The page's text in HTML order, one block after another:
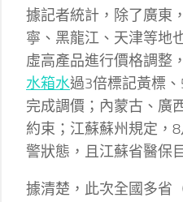
據記者統計，除了廣東
寧、黑龍江、天津等地
虛高產品進行價格調整
水箱水過3倍標記黃標
完成調價；內蒙古、廣
約束；江蘇蘇州規定，
警狀態，且江蘇省醫保
據清楚，此次全國多省